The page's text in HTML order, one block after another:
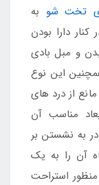
تخت شو به
دارا بودن
و مبل بادی
این نوع
از درد های
مناسب آن
به نشستن بر
آن را به یک
استراحت